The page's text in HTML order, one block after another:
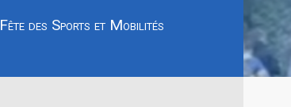
Fête des Sports et Mobilités